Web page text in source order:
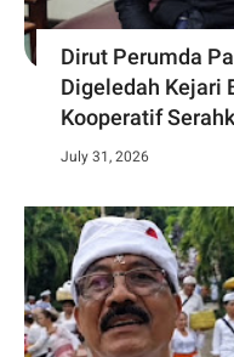
Dirut Perumda
Digeledah Kejari
Kooperatif
July 31, 2026